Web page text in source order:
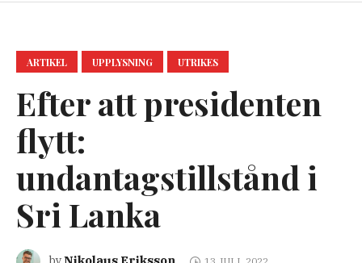
ARTIKEL UPPLYSNING UTRIKES
Efter att presidenten
flytt:
undantagstillstånd i
Sri Lanka